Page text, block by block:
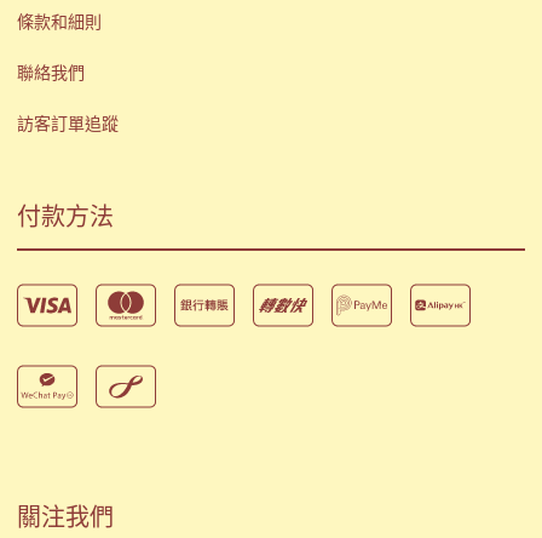
條款和細則
聯絡我們
訪客訂單追蹤
付款方法
關注我們